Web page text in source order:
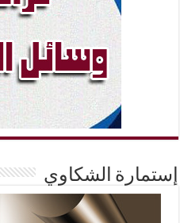
إستمارة الشكاوي